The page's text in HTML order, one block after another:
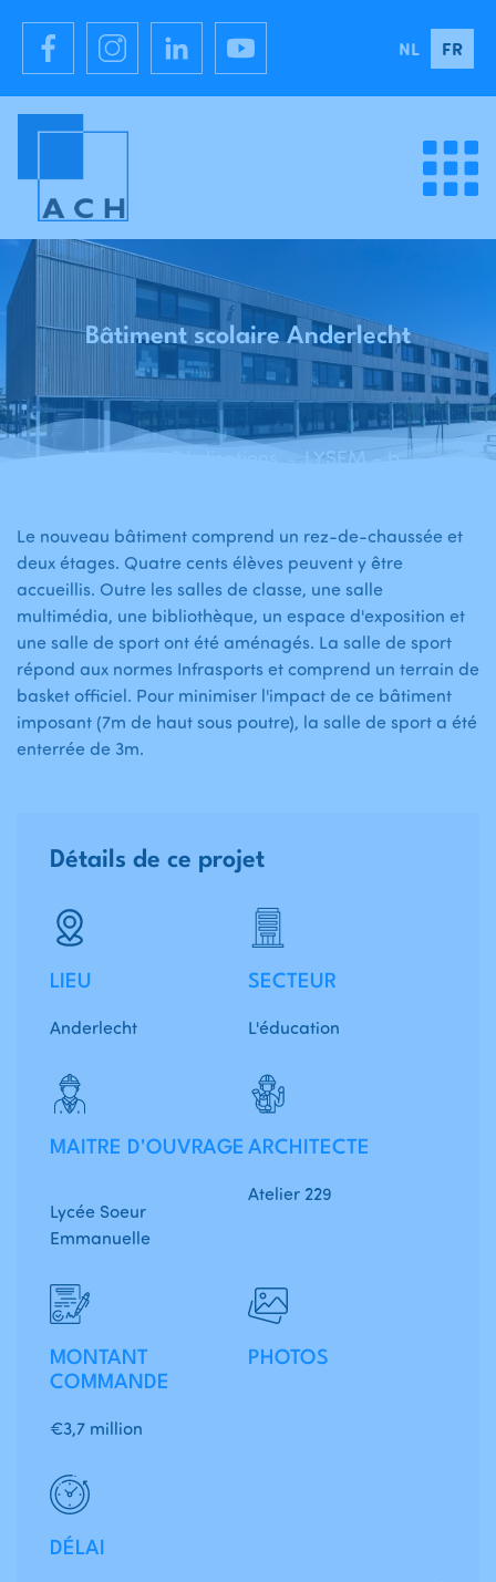
NL FR
Accueil LYSEM - bâtiment scolaire - Anderlecht
Bâtiment scolaire Anderlecht
Le nouveau bâtiment comprend un rez-de-chaussée et
deux étages. Quatre cents élèves peuvent y être
accueillis. Outre les salles de classe, une salle
multimédia, une bibliothèque, un espace d'exposition et
une salle de sport ont été aménagés. La salle de sport
répond aux normes Infrasports et comprend un terrain de
basket officiel. Pour minimiser l'impact de ce bâtiment
imposant (7m de haut sous poutre), la salle de sport a été
enterrée de 3m.
LIEU
Anderlecht
SECTEUR
L'éducation
MAITRE D'OUVRAGE
Lycée Soeur
Emmanuelle
ARCHITECTE
Atelier 229
MONTANT
COMMANDE
€3,7 million
DÉLAI
PHOTOS
Détails de ce projet